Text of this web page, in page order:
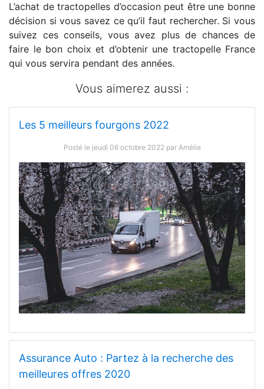
L’achat de tractopelles d’occasion peut être une bonne
décision si vous savez ce qu’il faut rechercher. Si vous
suivez ces conseils, vous avez plus de chances de
faire le bon choix et d’obtenir une tractopelle France
qui vous servira pendant des années.
Vous aimerez aussi :
Les 5 meilleurs fourgons 2022
Posté le jeudi 06 octobre 2022 par Amélie
Assurance Auto : Partez à la recherche des
meilleures offres 2020